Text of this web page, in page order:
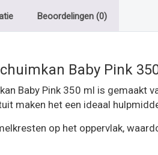
Beoordelingen (0)
Baby Pink
Baby Pink 350 ml is
maken het een ideaal
op het oppervlak,